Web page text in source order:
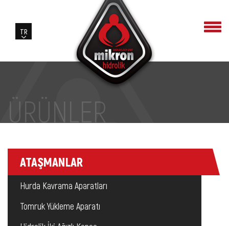
ÜRÜNLER
ATAŞMANLAR
Hurda Kavrama Aparatları
Tomruk Yükleme Aparatı